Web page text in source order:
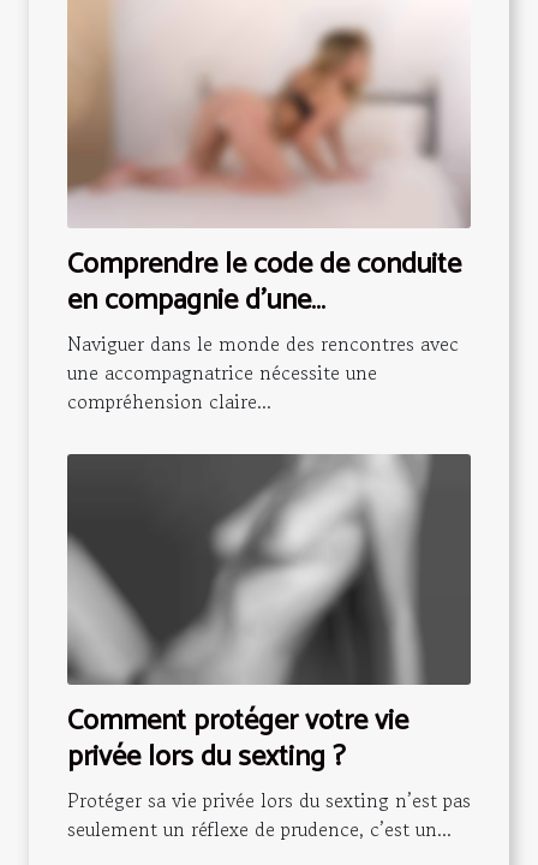
Comprendre le code de conduite
en compagnie d'une
accompagnatrice
Naviguer dans le monde des rencontres avec
une accompagnatrice nécessite une
compréhension claire...
Comment protéger votre vie
privée lors du sexting ?
Protéger sa vie privée lors du sexting n’est pas
seulement un réflexe de prudence, c’est un...